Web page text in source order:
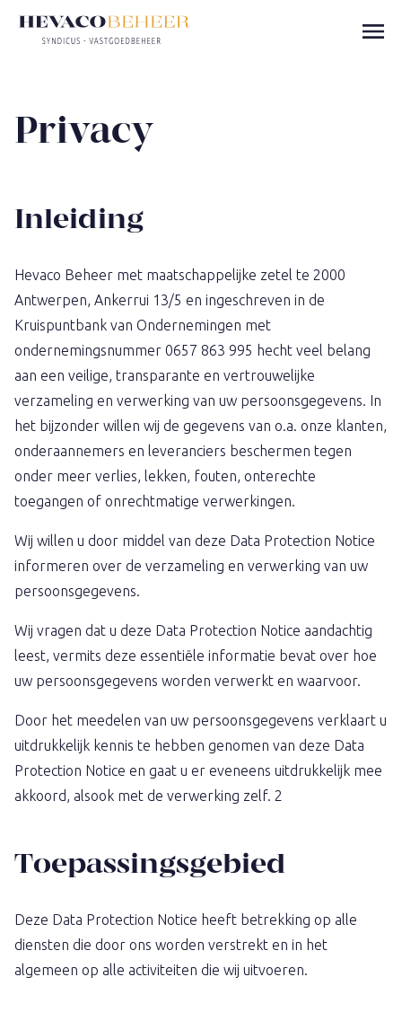
Privacy
Inleiding
Hevaco Beheer met maatschappelijke zetel te 2000
Antwerpen, Ankerrui 13/5 en ingeschreven in de
Kruispuntbank van Ondernemingen met
ondernemingsnummer 0657 863 995 hecht veel belang
aan een veilige, transparante en vertrouwelijke
verzameling en verwerking van uw persoonsgegevens. In
het bijzonder willen wij de gegevens van o.a. onze klanten,
onderaannemers en leveranciers beschermen tegen
onder meer verlies, lekken, fouten, onterechte
toegangen of onrechtmatige verwerkingen.
Wij willen u door middel van deze Data Protection Notice
informeren over de verzameling en verwerking van uw
persoonsgegevens.
Wij vragen dat u deze Data Protection Notice aandachtig
leest, vermits deze essentiële informatie bevat over hoe
uw persoonsgegevens worden verwerkt en waarvoor.
Door het meedelen van uw persoonsgegevens verklaart u
uitdrukkelijk kennis te hebben genomen van deze Data
Protection Notice en gaat u er eveneens uitdrukkelijk mee
akkoord, alsook met de verwerking zelf. 2
Toepassingsgebied
Deze Data Protection Notice heeft betrekking op alle
diensten die door ons worden verstrekt en in het
algemeen op alle activiteiten die wij uitvoeren.